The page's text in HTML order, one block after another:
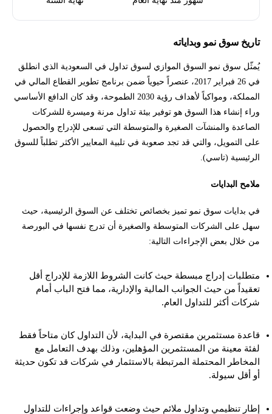
تاريخ سوق نمو وبداياته
يُمثّل سوق نمو السوق الموازي لسوق تداول في السعودية الذي انطلق
في 26 فبراير 2017، عنصراً حيوياً ضمن برنامج تطوير القطاع المالي في
المملكة، ومواكباً لأهداف رؤية 2030 الطموحة، وقد كان الدافع الأساسي
وراء إنشاء هذا السوق هو توفير بيئة تداول مرنة وميسرة للشركات
الصاعدة والمنشآت الصغيرة والمتوسطة التي تسعى للإدراج والحصول
على التمويل، والتي قد تجد صعوبة في تلبية المعايير الأكثر تطلباً للسوق
الرئيسية (تاسي).
ملامح البدايات
في بدايات سوق نمو تميز بخصائص تختلف عن السوق الرئيسية، حيث
سهل على الشركات المتوسطة والصغيرة أن تدرج نفسها في البورصة
من خلال بعض الإجراءات التالية:
متطلبات إدراج مبسطة حيث كانت الشروط اللازمة للإدراج أقل
تعقيداً من حيث الجوانب المالية والإدارية، مما فتح الباب أمام
شركات أكثر للتداول العام.
قاعدة مستثمرين مقتصرة في البداية، لأن التداول كان متاحاً فقط
لفئة معينة من المستثمرين المؤهلين، وذلك بهدف التعامل مع
المخاطر المحتملة المرتبطة بالاستثمار في شركات قد تكون حديثة
أو أقل سيولة.
إطار تنظيمي وتداول ملائم حيث وضعت قواعد وإجراءات للتداول